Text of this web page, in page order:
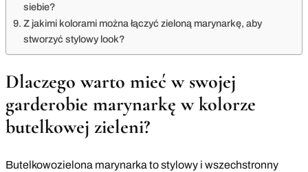
siebie?
Z jakimi kolorami można łączyć zieloną marynarkę, aby
stworzyć stylowy look?
Dlaczego warto mieć w swojej
garderobie marynarkę w kolorze
butelkowej zieleni?
Butelkowozielona marynarka to stylowy i wszechstronny